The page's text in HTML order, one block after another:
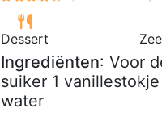
Dessert
Ingrediënten: Voor
suiker 1
water